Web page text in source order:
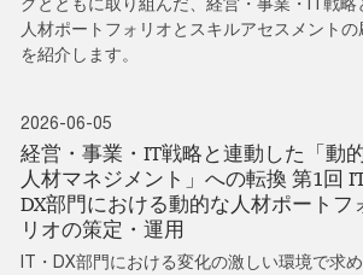
人材ポートフォリオとスキルアセスメント
を紹介します。
2026-06-05
経営・事業・IT戦略と連動した「動
人材マネジメント」への転換 第1回
DX部門における動的な人材ポートフ
リオの策定・運用
IT・DX部門における変化の激しい環境で求